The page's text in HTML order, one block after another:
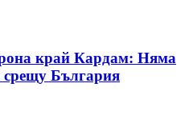
край Кардам: Няма
срещу България